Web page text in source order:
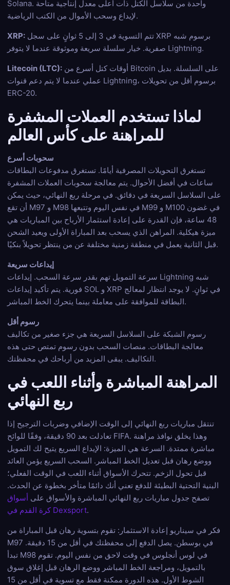
Solana. واحدة من سلاسل الكتل ذات أعلى معدل إنتاجية متاحة
لإيداع وسحب الأموال من الكتب الرياضية.
XRP:
صفرية. خيار سلسلة سريعة وموثوقة عندما لا يتوفر Lightning.
Litecoin (LTC):
عملي عندما لا يتم دعم قنوات Lightning، برسوم أقل من تحويلات
ERC-20.
لماذا تستخدم العملات المشفرة
للمراهنة على كأس العالم
سحوبات أسرع
تستغرق التحويلات المصرفية أيامًا. تستغرق مدفوعات البطاقات
ساعات في أفضل الأحوال. يتم معالجة سحوبات العملات المشفرة
على السلاسل السريعة في دقائق. في مرحلة ربع النهائي، حيث يمكن
أن تقع M97 و M98 في نفس اليوم وتتبعها M99 و M100 في غضون
48 ساعة، فإن القدرة على إعادة استثمار الأرباح بين المباريات هي
ميزة هيكلية. المراهن الذي يسحب بعد المباراة الأولى ويعيد الشحن
قبل الثانية يعمل في منطقة زمنية مختلفة عن من ينتظر تحويلاً بنكيًا.
إيداعات سريعة
سرعة التمويل تهم بقدر سرعة السحب. إيداعات Lightning شبه
فورية. يتم تأكيد إيداعات SOL و XRP في ثوانٍ. لا يوجد انتظار لمعالج
البطاقة للموافقة على معاملة بينما يتحرك الخط المباشر.
رسوم أقل
رسوم الشبكة على السلاسل السريعة هي جزء صغير من تكاليف
معالجة البطاقات. منصات السحب بدون رسوم تمتص حتى هذه
التكاليف. يبقى المزيد من أرباحك في محفظتك.
المراهنة المباشرة وأثناء اللعب في
ربع النهائي
تنتقل مباريات ربع النهائي إلى الوقت الإضافي وضربات الترجيح إذا
تعادلت بعد 90 دقيقة، وفقًا للوائح FIFA. وهذا يخلق نوافذ مراهنة
مباشرة ممتدة. السرعة هي الميزة: الإيداع السريع يتيح لك التمويل
ووضع رهان قبل تعديل الخط المباشر. السحب السريع يؤمن العائد
قبل تحول الزخم. تتحرك الأسواق أثناء اللعب في الوقت الفعلي؛
البنية التحتية البطيئة للدفع تعني أنك دائمًا متأخر بخطوة عن الحدث.
تصفح جدول مباريات ربع النهائي المباشرة والأسواق على أسواق
كرة القدم في Dexsport.
فكر في سيناريو إعادة الاستثمار: تقوم بتسوية رهان قبل المباراة من
M97 في بوسطن. يصل الدفع إلى محفظتك في أقل من 15 دقيقة.
تبدأ M98 في لوس أنجلوس في وقت لاحق من نفس اليوم. تقوم
بالتمويل، ومراجعة الخط المباشر ووضع الرهان قبل إغلاق سوق
الشوط الأول. هذه الدورة ممكنة فقط مع تسوية في أقل من 15